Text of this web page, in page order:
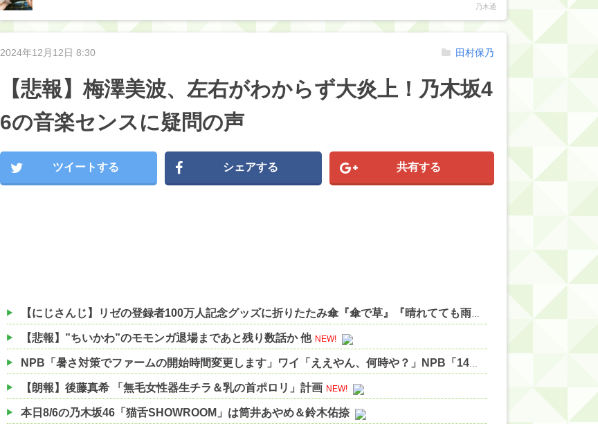
乃木通
2024年12月12日 8:30
【悲報】梅澤美波、左右がわからず大炎上！乃木坂4
6の音楽センスに疑問の声
田村保乃
ツイートする シェアする 共有する
【にじさんじ】リゼの登録者100万人記念グッズに折りたたみ傘『傘で草』『晴れてても雨降りそう』 他
【悲報】”ちいかわ”のモモンガ退場まであと残り数話か 他 NEW!
NPB「暑さ対策でファームの開始時間変更します」ワイ「ええやん、何時や？」NPB「14時開始」ワイ「え？」NPB「14時開始」 他
【朗報】後藤真希 「無毛女性器生チラ＆乳の首ポロリ」計画 NEW!
本日8/6の乃木坂46「猫舌SHOWROOM」は筒井あやめ＆鈴木佑捺